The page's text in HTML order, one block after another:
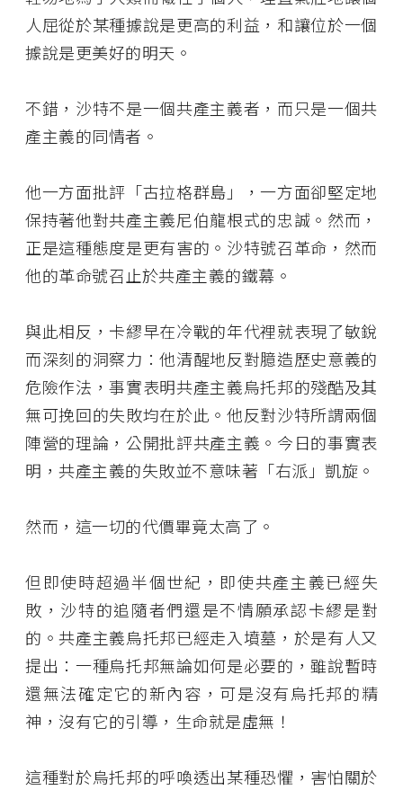
人屈從於某種據說是更高的利益，和讓位於一個
據說是更美好的明天。
不錯，沙特不是一個共產主義者，而只是一個共
產主義的同情者。
他一方面批評「古拉格群島」，一方面卻堅定地
保持著他對共產主義尼伯龍根式的忠誠。然而，
正是這種態度是更有害的。沙特號召革命，然而
他的革命號召止於共產主義的鐵幕。
與此相反，卡繆早在冷戰的年代裡就表現了敏銳
而深刻的洞察力：他清醒地反對臆造歷史意義的
危險作法，事實表明共產主義烏托邦的殘酷及其
無可挽回的失敗均在於此。他反對沙特所謂兩個
陣營的理論，公開批評共產主義。今日的事實表
明，共產主義的失敗並不意味著「右派」凱旋。
然而，這一切的代價畢竟太高了。
但即使時超過半個世紀，即使共產主義已經失
敗，沙特的追隨者們還是不情願承認卡繆是對
的。共產主義烏托邦已經走入墳墓，於是有人又
提出：一種烏托邦無論如何是必要的，雖說暫時
還無法確定它的新內容，可是沒有烏托邦的精
神，沒有它的引導，生命就是虛無！
這種對於烏托邦的呼喚透出某種恐懼，害怕關於